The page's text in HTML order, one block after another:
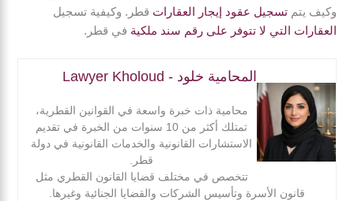
وكيف يتمتسجيل عقود إيجار العقارات قطر. وكيفية تسجيل
العقارات التي لا تتوفر على رقم سند ملكية في قطر.
المحامية خلود - Lawyer Kholoud
محامية ذات خبرة واسعة في القوانين القطرية،
تمتلك أكثر من 10 سنوات من الخبرة في تقديم
الاستشارات القانونية والخدمات القانونية في دولة
قطر.
تتخصص في مختلف قضايا القانون القطري مثل
قانون الأسرة وتأسيس الشركات والقضايا الجنائية وغيرها.